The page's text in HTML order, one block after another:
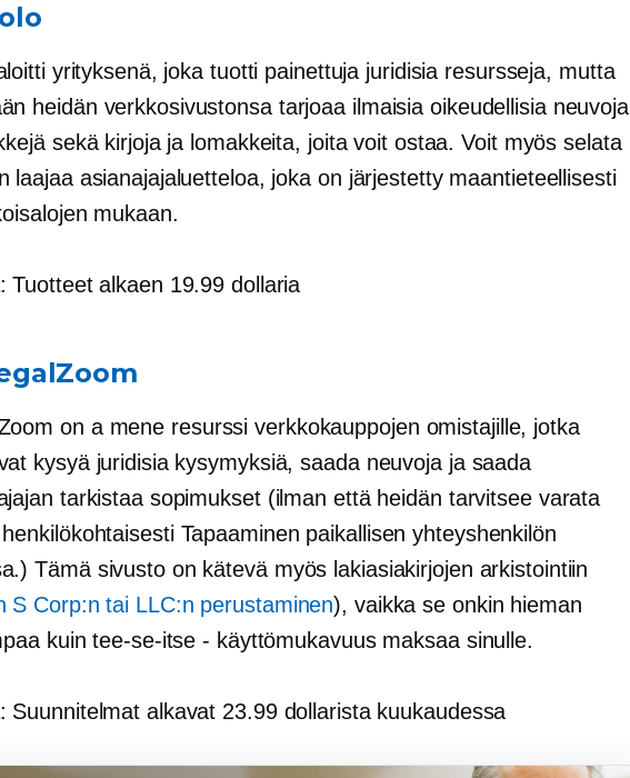
yrityksenä, joka tuotti painettuja juridisia resursseja, mutta
heidän verkkosivustonsa tarjoaa ilmaisia ​​oikeudellisia neuvoja
sekä kirjoja ja lomakkeita, joita voit ostaa. Voit myös selata
laajaa asianajajaluetteloa, joka on järjestetty maantieteellisesti
mukaan.
: Tuotteet alkaen 19.99 dollaria
on a mene resurssi verkkokauppojen omistajille, jotka
kysyä juridisia kysymyksiä, saada neuvoja ja saada
tarkistaa sopimukset (ilman että heidän tarvitsee varata
henkilökohtaisestiTapaaminen paikallisen yhteyshenkilön
Tämä sivusto on kätevä myös lakiasiakirjojen arkistointiin
S Corp:n tai LLC:n perustaminen), vaikka se onkin hieman
kuin tee-se-itse - käyttömukavuus maksaa sinulle.
: Suunnitelmat alkavat 23.99 dollarista kuukaudessa